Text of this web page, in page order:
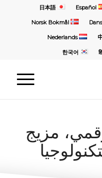
Español
日本語
Norsk Bokmål
Nederlands
한국어
مزيج